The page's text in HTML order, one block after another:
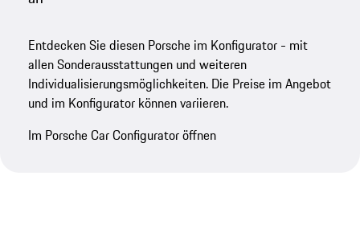
Entdecken Sie diesen Porsche im Konfigurator - mit
allen Sonderausstattungen und weiteren
Individualisierungsmöglichkeiten. Die Preise im Angebot
und im Konfigurator können variieren.
Im Porsche Car Configurator öffnen